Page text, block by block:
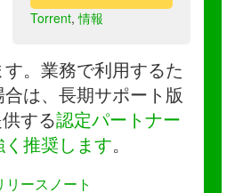
Torrent,情報
す。業務で利用するた
は、長期サポート版
する認定パートナー
推奨します。
リースノート